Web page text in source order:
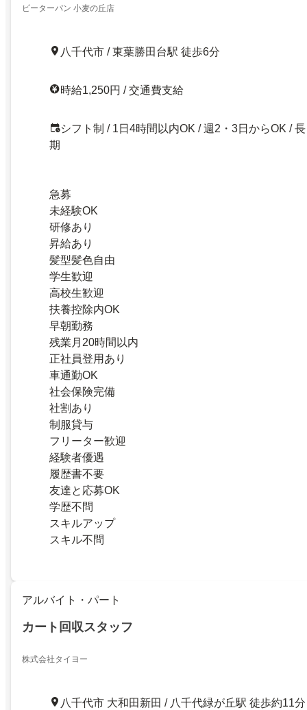
ピーターパン 小麦の丘店
八千代市 / 東葉勝田台駅 徒歩6分
時給1,250円 / 交通費支給
シフト制 / 1日4時間以内OK / 週2・3日からOK / 長
期
急募
未経験OK
研修あり
昇給あり
髪型髪色自由
学生歓迎
高校生歓迎
扶養控除内OK
早朝勤務
残業月20時間以内
正社員登用あり
車通勤OK
社会保険完備
社割あり
制服貸与
フリーター歓迎
経験者優遇
履歴書不要
友達と応募OK
学歴不問
スキルアップ
スキル不問
アルバイト・パート
カート回収スタッフ
株式会社タイヨー
八千代市 大和田新田 / 八千代緑が丘駅 徒歩約11分